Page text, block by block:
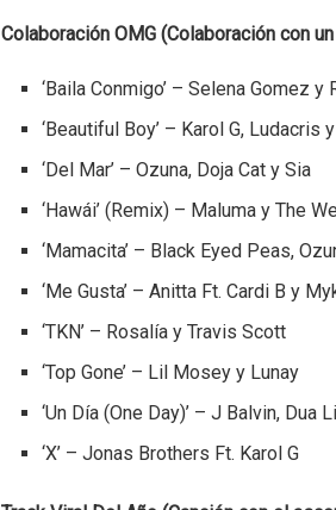
Colaboración OMG (Colaboración con
‘Baila Conmigo’ – Selena Gomez y
‘Beautiful Boy’ – Karol G, Ludacris
‘Del Mar’ – Ozuna, Doja Cat y Sia
‘Hawái’ (Remix) – Maluma y The
‘Mamacita’ – Black Eyed Peas,
‘Me Gusta’ – Anitta Ft. Cardi B y
‘TKN’ – Rosalía y Travis Scott
‘Top Gone’ – Lil Mosey y Lunay
‘Un Día (One Day)’ – J Balvin, Dua
‘X’ – Jonas Brothers Ft. Karol G